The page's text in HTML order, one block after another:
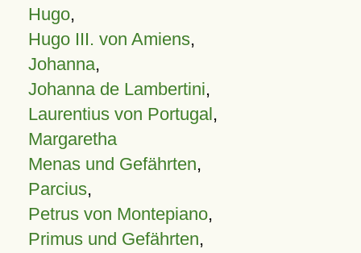
Hugo,
Hugo III. von Amiens,
Johanna,
Johanna de Lambertini,
Laurentius von Portugal,
Margaretha
Menas und Gefährten,
Parcius,
Petrus von Montepiano,
Primus und Gefährten,